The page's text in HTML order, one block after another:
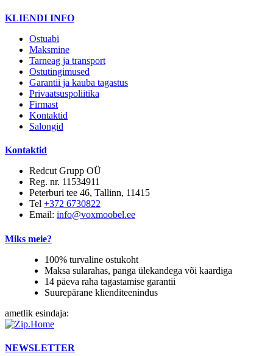
KLIENDI INFO
Ostuabi
Maksmine
Tarneag ja transport
Ostutingimused
Garantii ja kauba tagastus
Privaatsuspoliitika
Firmast
Kontaktid
Salongid
Kontaktid
Redcut Grupp OÜ
Reg. nr. 11534911
Peterburi tee 46, Tallinn, 11415
Tel +372 6730822
Email: info@voxmoobel.ee
Miks meie?
100% turvaline ostukoht
Maksa sularahas, panga ülekandega või kaardiga
14 päeva raha tagastamise garantii
Suurepärane klienditeenindus
ametlik esindaja:
NEWSLETTER